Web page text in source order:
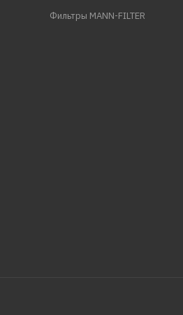
Фильтры MANN-FILTER